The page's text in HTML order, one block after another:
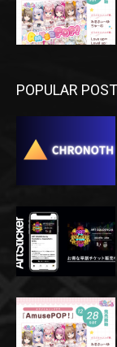
POPULAR